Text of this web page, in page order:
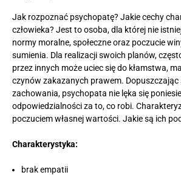
Jak rozpoznać psychopatę? Jakie cechy
człowieka? Jest to osoba, dla której nie
normy moralne, społeczne oraz poczucie
sumienia. Dla realizacji swoich planów,
przez innych może uciec się do kłamstwa,
czynów zakazanych prawem. Dopuszczając
zachowania, psychopata nie lęka się
odpowiedzialności za to, co robi.
poczuciem własnej wartości. Jakie są ich
Charakterystyka:
brak empatii